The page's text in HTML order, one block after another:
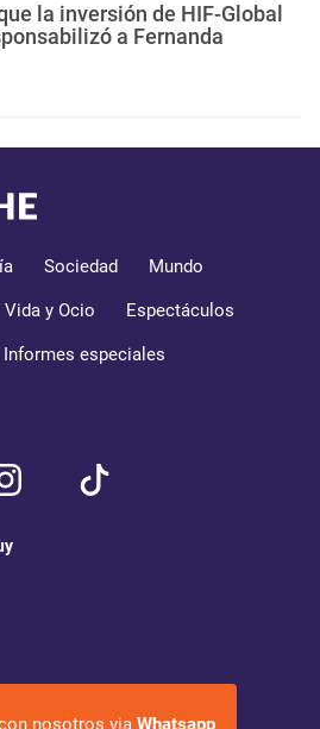
la inversión de HIF-Global
a Fernanda
Sociedad Mundo
Vida y Ocio Espectáculos
Informes especiales
nosotros via Whatsapp